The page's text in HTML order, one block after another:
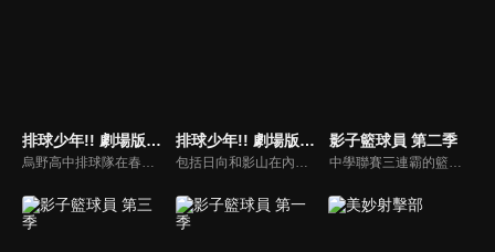
排球少年!! 劇場版: 才能與感覺 排球少年!! 劇場版: 勝者與敗者 影子籃球員 第二季